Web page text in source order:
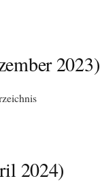
2023)
2024)